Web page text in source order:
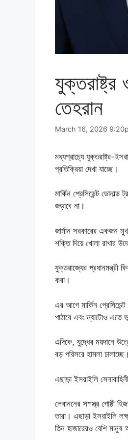
তেহরান
March 16, 2026
মধ্যপ্রাচ্যে যুক্তরাষ্ট্র-
প্রতিক্রিয়া দেখা যাচ্ছে।
মার্কিন প্রেসিডেন্ট
জড়াবে না।
জার্মান সরকারের একজন
শক্তি দিয়ে খোলা রাখার
যুক্তরাজ্যের প্রধানমন্ত্রী
করা।
এর আগে মার্কিন
পাঠাবে এবং ন্যাটোও এতে
এদিকে, যুদ্ধের ময়দানে
বড় পরিসরে হামলা
এছাড়া ইসরাইলি
লেবাননের সশস্ত্র গোষ্ঠী
তারা। এছাড়া ইসরাইলি
তিন হাজারেরও বেশি মানুষ